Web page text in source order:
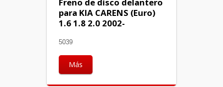
Freno de disco delantero
para KIA CARENS (Euro)
1.6 1.8 2.0 2002-
5039
Más